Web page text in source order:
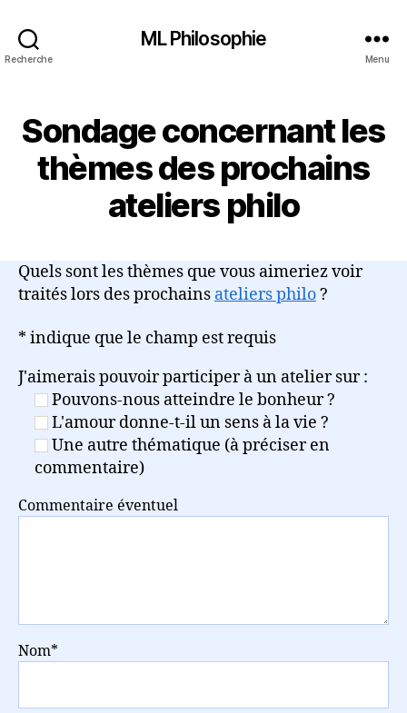
Recherche
ML Philosophie
Menu
Sondage concernant les
thèmes des prochains
ateliers philo
Quels sont les thèmes que vous aimeriez voir
traités lors des prochains ateliers philo?
* indique que le champ est requis
J'aimerais pouvoir participer à un atelier sur :
Pouvons-nous atteindre le bonheur ?
L'amour donne-t-il un sens à la vie ?
Une autre thématique (à préciser en
commentaire)
Commentaire éventuel
Nom*